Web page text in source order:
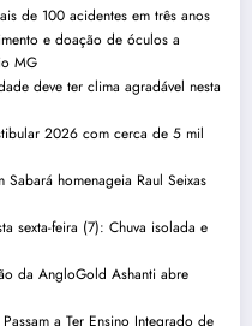
de 100 acidentes em três anos
e doação de óculos a
MG
deve ter clima agradável nesta
2026 com cerca de 5 mil
homenageia Raul Seixas
sexta-feira (7): Chuva isolada e
da AngloGold Ashanti abre
a Ter Ensino Integrado de